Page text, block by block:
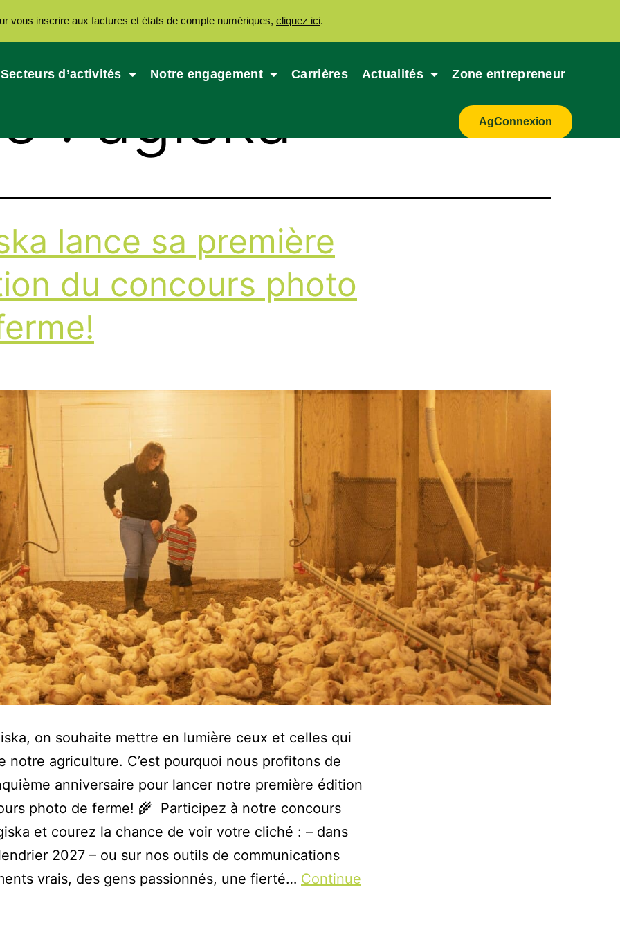
Secteurs d’activités Notre engagement Carrières Actualités Zone entrepreneur
AgConnexion
:agiska
lance sa première
du concours photo
on souhaite mettre en lumière ceux et celles qui
notre agriculture. C’est pourquoi nous profitons de
anniversaire pour lancer notre première édition
photo de ferme! 🌾 Participez à notre concours
et courez la chance de voir votre cliché : – dans
2027 – ou sur nos outils de communications
vrais, des gens passionnés, une fierté… Continue
vous inscrire aux factures et états de compte numériques, cliquez ici.